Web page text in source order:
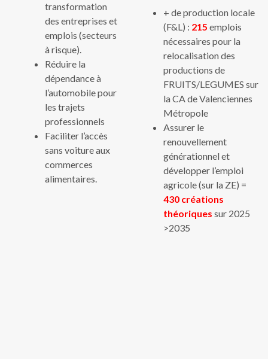
transformation
des entreprises et
emplois (secteurs
à risque).
Réduire la
dépendance à
l’automobile pour
les trajets
professionnels
Faciliter l’accès
sans voiture aux
commerces
alimentaires.
+ de production locale
(F&L) : 215 emplois
nécessaires pour la
relocalisation des
productions de
FRUITS/LEGUMES sur
la CA de Valenciennes
Métropole
Assurer le
renouvellement
générationnel et
développer l’emploi
agricole (sur la ZE) =
430 créations
théoriques sur 2025
>2035